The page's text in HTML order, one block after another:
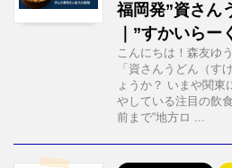
福岡発”資さん
｜”すかいら
こんにちは！森友ゆ
「資さんうどん（す
ょうか？ いまや関東
やしている注目の飲
前まで“地方ロ ...